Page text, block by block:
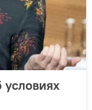
условиях